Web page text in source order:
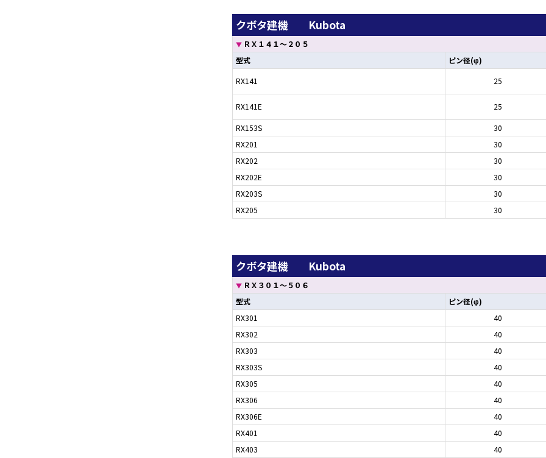
クボタ建機 Kubota
▼ ＲＸ１４１～２０５
型式
ピン径(φ)
RX141
25
RX141E 25
RX153S
30
RX201
30
RX202
30
RX202E
30
RX203S
30
RX205
30
クボタ建機 Kubota
▼ ＲＸ３０１～５０６
型式
ピン径(φ)
RX301
40
RX302
40
RX303
40
RX303S
40
RX305
40
RX306
40
RX306E
40
RX401
40
RX403
40